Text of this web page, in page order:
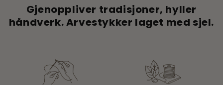
Gjenoppliver tradisjoner, hyller
håndverk. Arvestykker laget med sjel.